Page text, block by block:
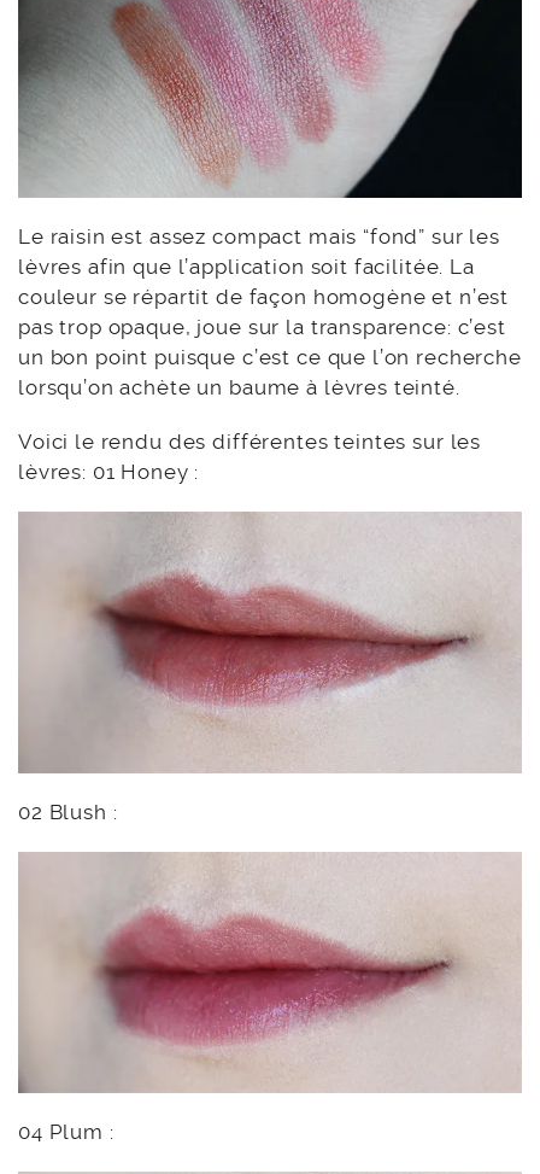
Le raisin est assez compact mais “fond” sur les
lèvres afin que l’application soit facilitée. La
couleur se répartit de façon homogène et n’est
pas trop opaque, joue sur la transparence: c’est
un bon point puisque c’est ce que l’on recherche
lorsqu’on achète un baume à lèvres teinté.
Voici le rendu des différentes teintes sur les
lèvres: 01 Honey :
02 Blush :
04 Plum :